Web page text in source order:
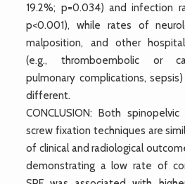
19.2%; p=0.034) and infection
p<0.001), while rates of
malposition, and other
(e.g., thromboembolic or
pulmonary complications,
different.
CONCLUSION: Both
screw fixation techniques are
of clinical and radiological
demonstrating a low rate of